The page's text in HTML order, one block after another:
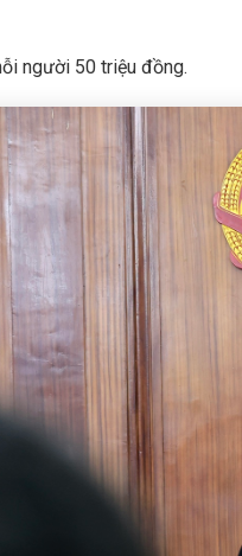
người 50 triệu đồng.